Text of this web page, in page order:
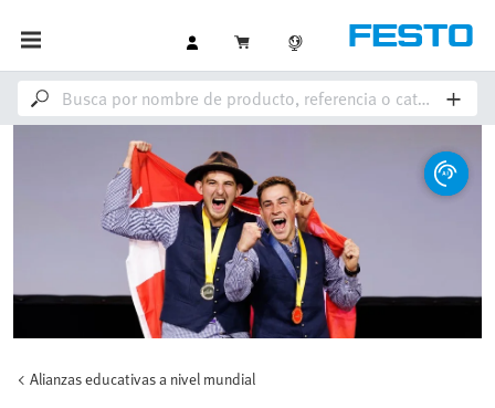
Alianzas educativas a nivel mundial